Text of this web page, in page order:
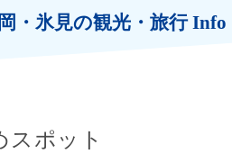
・氷見の観光・旅行 Info
ポット